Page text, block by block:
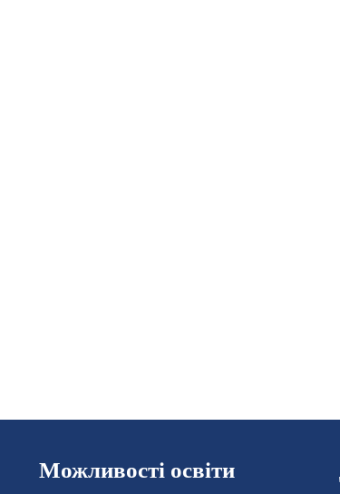
Можливості освіти